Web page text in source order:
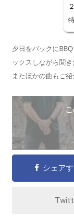
夕日をバックに
ックスしながら聞き
またほかの曲もご紹
シェア